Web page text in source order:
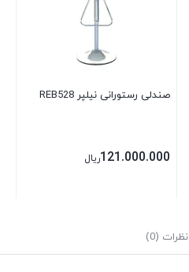
صندلی رستورانی نیلپر REB528
121.000.000ریال
نظرات (0)